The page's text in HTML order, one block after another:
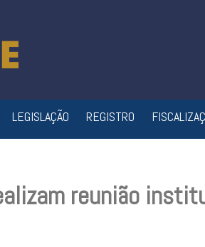
LEGISLAÇÃO REGISTRO
reunião